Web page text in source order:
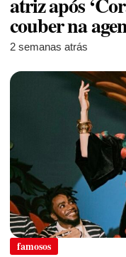
couber na
2 semanas atrás
famosos